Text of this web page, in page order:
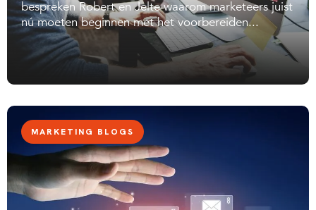
bespreken Robert en Jelte waarom marketeers juist
nú moeten beginnen met het voorbereiden...
MARKETING BLOGS